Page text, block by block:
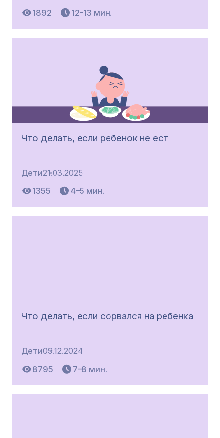
1892
12–13 мин.
Что делать, если ребенок не ест
Дети21.03.2025
1355
4–5 мин.
Что делать, если сорвался на ребенка
Дети09.12.2024
8795
7–8 мин.